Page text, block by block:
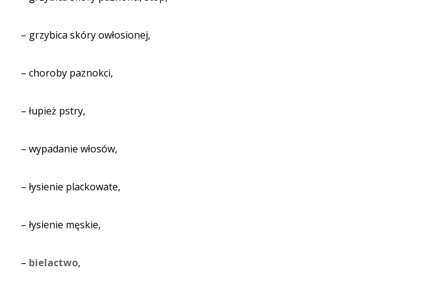
– grzybica skóry owłosionej,
– choroby paznokci,
– łupież pstry,
– wypadanie włosów,
– łysienie plackowate,
– łysienie męskie,
– bielactwo,